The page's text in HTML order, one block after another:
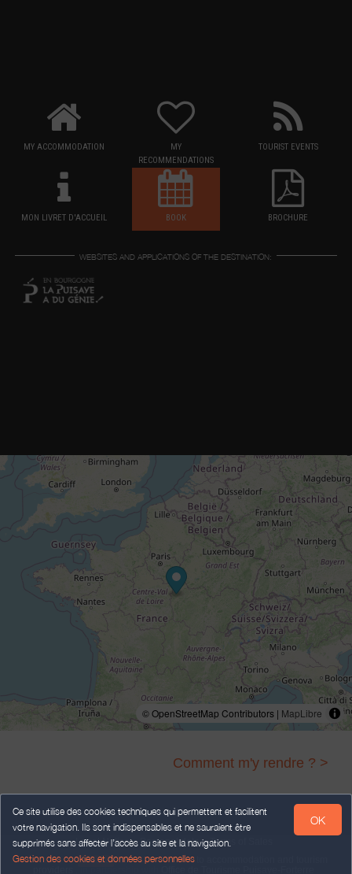
Ce site utilise des cookies techniques qui permettent et facilitent
votre navigation. Ils sont indispensables et ne sauraient être
supprimés sans affecter l’accès au site et la navigation.
Gestion des cookies et données personnelles
OK
MY ACCOMMODATION
MY
RECOMMENDATIONS
TOURIST EVENTS
MON LIVRET D'ACCUEIL BOOK BROCHURE
WEBSITES AND APPLICATIONS OF THE DESTINATION:
© OpenStreetMap Contributors | MapLibre
Comment m'y rendre ? >
Legal Notice Personal data
Terms of Sales
Powered by weebnb ,services intended